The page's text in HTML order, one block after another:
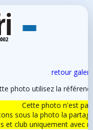
retour
photo utilisez la
Cette photo n'est
sous la photo la
et club uniquement avec